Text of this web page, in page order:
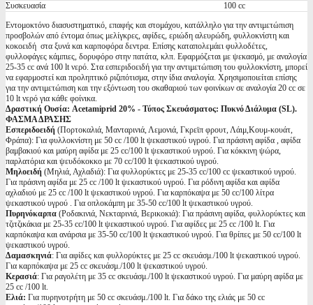
Συσκευασία
100 cc
Εντομοκτόνο διασυστηματικό, επαφής και στομάχου, κατάλληλο για την αντιμετώπιση
προσβολών από έντομα όπως μελίγκρες, αφίδες, εριώδη αλευρώδη, φυλλοκνίστη και
κοκοειδή στα ξυνά και καρποφόρα δεντρα. Επίσης καταπολεμάει φυλλοδέτες,
φυλλοφάγες κάμπιες, δορυφόρο στην πατάτα, κλπ. Εφαρμόζεται με ψεκασμό, με αναλογία
25-35 cc ανά 100 lt νερό. Στα εσπεριδοειδή για την αντιμετώπιση του φυλλοκνίστη, μπορεί
να εφαρμοστεί και προληπτικό ριζιπότισμα, στην ίδια αναλογία. Χρησιμοποιείται επίσης
για την αντιμετώπιση και την εξόντωση του σκαθαριού των φοινίκων σε αναλογία 20 cc σε
10 lt νερό για κάθε φοίνικα.
Δραστική Ουσία: Acetamiprid 20% - Τύπος Σκευάσματος: Πυκνό Διάλυμα (SL).
ΦΑΣΜΑ ΔΡΑΣΗΣ
Εσπεριδοειδή (Πορτοκαλιά, Μανταρινιά, Λεμονιά, Γκρεϊπ φρουτ, Λάιμ,Κουμ-κουάτ,
Φράπα): Για φυλλοκνίστη με 50 cc /100 lt ψεκαστικού υγρού. Για πράσινη αφίδα , αφίδα
βαμβακιού και μαύρη αφίδα με 25 cc/100 lt ψεκαστικού υγρού. Για κόκκινη ψώρα,
παρλατόρια και ψευδόκοκκο με 70 cc/100 lt ψεκαστικού υγρού.
Μηλοειδή (Μηλιά, Αχλαδιά): Για φυλλορύκτες με 25-35 cc/100 cc ψεκαστικού υγρού.
Για πράσινη αφίδα με 25 cc /100 lt ψεκαστικού υγρού. Για ρόδινη αφίδα και αφίδα
αχλαδιού με 25 cc /100 lt ψεκαστικού υγρού. Για καρπόκαψα με 50 cc/100 λίτρα
ψεκαστικού υγρού . Για οπλοκάμπη με 35-50 cc/100 lt ψεκαστικού υγρού.
Πυρηνόκαρπα (Ροδακινιά, Nεκταρινιά, Βερικοκιά): Για πράσινη αφίδα, φυλλορύκτες και
τζιτζικάκια με 25-35 cc/100 lt ψεκαστικού υγρού. Για αφίδες με 25 cc /100 lt. Για
καρπόκαψα και ανάρσια με 35-50 cc/100 lt ψεκαστικού υγρού. Για θρίπες με 50 cc/100 lt
ψεκαστικού υγρού.
Δαμασκηνιά: Για αφίδες και φυλλορύκτες με 25 cc σκευάσμ./100 lt ψεκαστικού υγρού.
Για καρπόκαψα με 25 cc σκευάσμ./100 lt ψεκαστικού υγρού.
Κερασιά: Για ραγολέτη με 35 cc σκευάσμ./100 lt ψεκαστικού υγρού. Για μαύρη αφίδα με
25 cc /100 lt.
Ελιά: Για πυρηνοτρήτη με 50 cc σκευάσμ./100 lt. Για δάκο της ελιάς με 50 cc